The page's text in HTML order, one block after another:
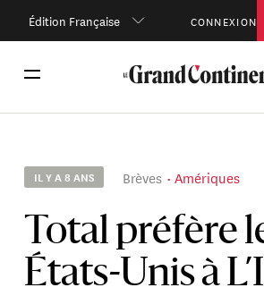
Édition Française CONNEXION
IL Y A 8 ANS Brèves Amériques
Total préfère
États-Unis à